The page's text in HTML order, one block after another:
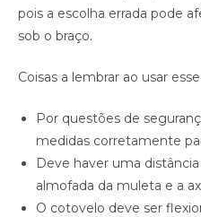
pois a escolha errada pode
sob o braço.
Coisas a lembrar ao usar
Por questões de
medidas corretamente
Deve haver uma
almofada da muleta e a
O cotovelo deve ser